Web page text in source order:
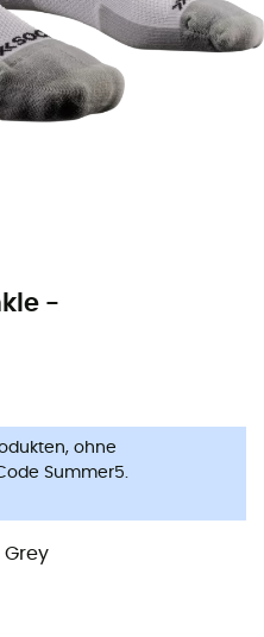
-
ohne
Summer5.